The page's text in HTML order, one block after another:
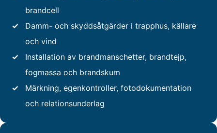
brandcell
✓
Damm- och skyddsåtgärder i trapphus, källare
och vind
✓
Installation av brandmanschetter, brandtejp,
fogmassa och brandskum
✓
Märkning, egenkontroller, fotodokumentation
och relationsunderlag